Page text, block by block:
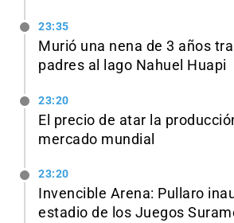
23:35
Murió una nena de 3 años
padres al lago Nahuel Huapi
23:20
El precio de atar la
mercado mundial
23:20
Invencible Arena: Pullaro
estadio de los Juegos